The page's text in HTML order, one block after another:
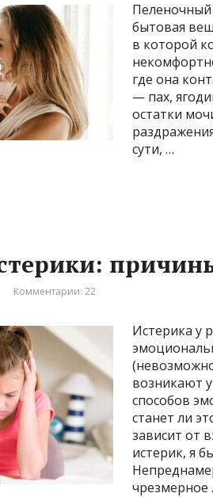
бытовая
в которой
где она
— пах,
остатки
сути, …
Комментарии: 22
Истерика у
возникают
способов
станет ли
зависит от
истерик, я
чрезмерное